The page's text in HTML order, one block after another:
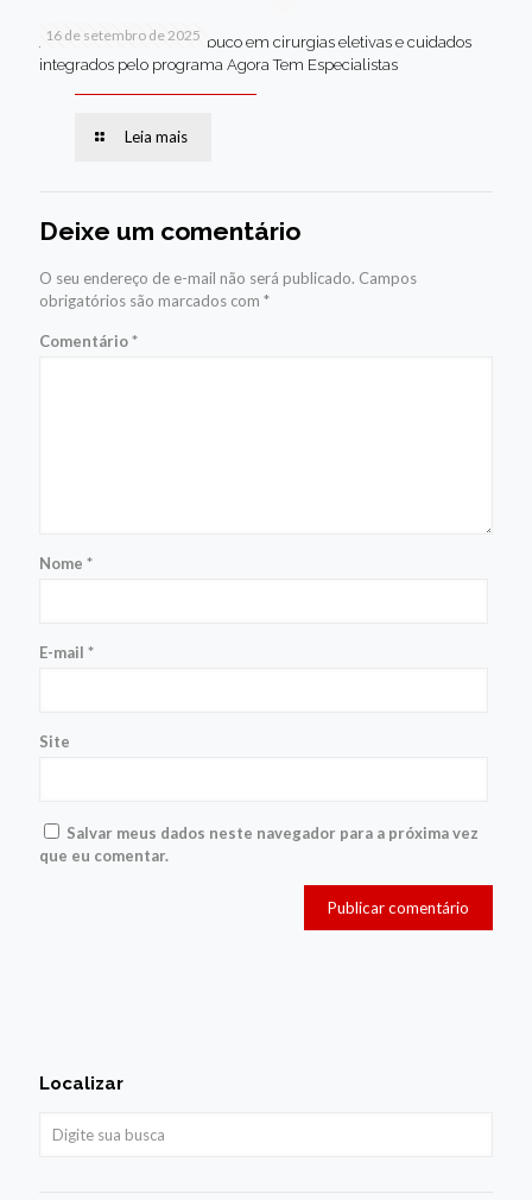
16 de setembro de 2025
Jaboatão lidera Pernambuco em cirurgias eletivas e cuidados
integrados pelo programa Agora Tem Especialistas
Leia mais
Deixe um comentário
O seu endereço de e-mail não será publicado. Campos
obrigatórios são marcados com *
Comentário*
Nome *
E-mail *
Site
Salvar meus dados neste navegador para a próxima vez
que eu comentar.
Localizar